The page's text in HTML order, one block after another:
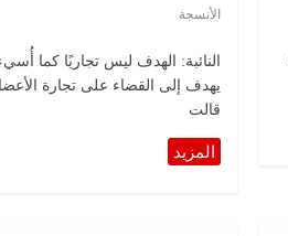
الأنسجة
النائبة: الهدف ليس تجاريًا كما
يهدف إلى القضاء على تجارة
قالت